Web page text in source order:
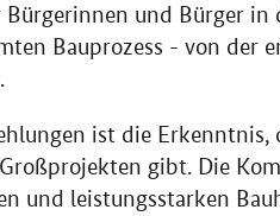
Bürgerinnen und Bürger
Bauprozess - von der
ist die Erkenntnis,
gibt. Die
und leistungsstarken